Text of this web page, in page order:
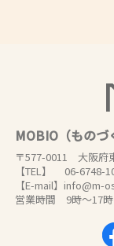
MOBIO（ものづ
〒577-0011 大阪府
【TEL】 06-6748-
【E-mail】info@m-
営業時間 9時～17時